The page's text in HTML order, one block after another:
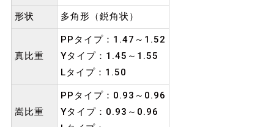
形状 多角形（鋭角状）
真比重
PPタイプ：1.47～1.52
Yタイプ：1.45～1.55
Lタイプ：1.50
嵩比重
PPタイプ：0.93～0.96
Yタイプ：0.93～0.96